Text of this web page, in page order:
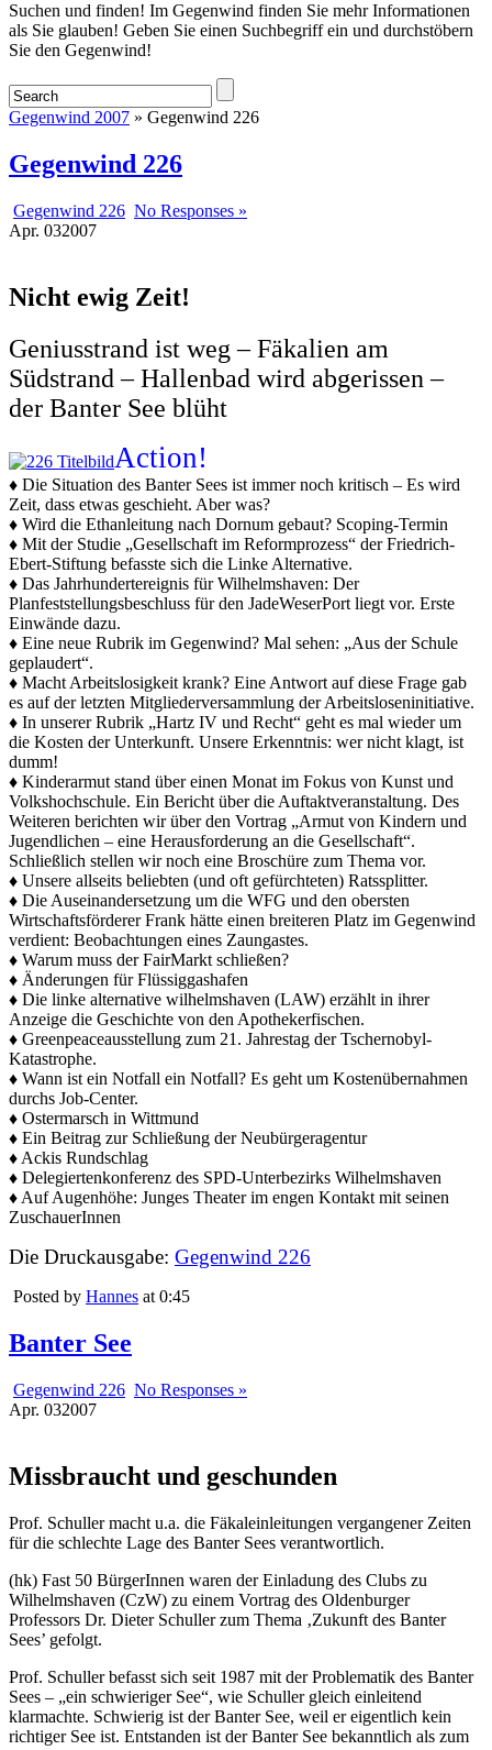
Startseite
Suchen und finden! Im Gegenwind finden Sie mehr Informationen
als Sie glauben! Geben Sie einen Suchbegriff ein und durchstöbern
Sie den Gegenwind!
Gegenwind 2007 » Gegenwind 226
Gegenwind 226
Gegenwind 226 No Responses »
Apr. 032007
Nicht ewig Zeit!
Geniusstrand ist weg – Fäkalien am
Südstrand – Hallenbad wird abgerissen –
der Banter See blüht
Action!
♦ Die Situation des Banter Sees ist immer noch kritisch – Es wird
Zeit, dass etwas geschieht. Aber was?
♦ Wird die Ethanleitung nach Dornum gebaut? Scoping-Termin
♦ Mit der Studie „Gesellschaft im Reformprozess“ der Friedrich-
Ebert-Stiftung befasste sich die Linke Alternative.
♦ Das Jahrhundertereignis für Wilhelmshaven: Der
Planfeststellungsbeschluss für den JadeWeserPort liegt vor. Erste
Einwände dazu.
♦ Eine neue Rubrik im Gegenwind? Mal sehen: „Aus der Schule
geplaudert“.
♦ Macht Arbeitslosigkeit krank? Eine Antwort auf diese Frage gab
es auf der letzten Mitgliederversammlung der Arbeitsloseninitiative.
♦ In unserer Rubrik „Hartz IV und Recht“ geht es mal wieder um
die Kosten der Unterkunft. Unsere Erkenntnis: wer nicht klagt, ist
dumm!
♦ Kinderarmut stand über einen Monat im Fokus von Kunst und
Volkshochschule. Ein Bericht über die Auftaktveranstaltung. Des
Weiteren berichten wir über den Vortrag „Armut von Kindern und
Jugendlichen – eine Herausforderung an die Gesellschaft“.
Schließlich stellen wir noch eine Broschüre zum Thema vor.
♦ Unsere allseits beliebten (und oft gefürchteten) Ratssplitter.
♦ Die Auseinandersetzung um die WFG und den obersten
Wirtschaftsförderer Frank hätte einen breiteren Platz im Gegenwind
verdient: Beobachtungen eines Zaungastes.
♦ Warum muss der FairMarkt schließen?
♦ Änderungen für Flüssiggashafen
♦ Die linke alternative wilhelmshaven (LAW) erzählt in ihrer
Anzeige die Geschichte von den Apothekerfischen.
♦ Greenpeaceausstellung zum 21. Jahrestag der Tschernobyl-
Katastrophe.
♦ Wann ist ein Notfall ein Notfall? Es geht um Kostenübernahmen
durchs Job-Center.
♦ Ostermarsch in Wittmund
♦ Ein Beitrag zur Schließung der Neubürgeragentur
♦ Ackis Rundschlag
♦ Delegiertenkonferenz des SPD-Unterbezirks Wilhelmshaven
♦ Auf Augenhöhe: Junges Theater im engen Kontakt mit seinen
ZuschauerInnen
Die Druckausgabe: Gegenwind 226
Posted by Hannes at 0:45
Banter See
Gegenwind 226 No Responses »
Apr. 032007
Missbraucht und geschunden
Prof. Schuller macht u.a. die Fäkaleinleitungen vergangener Zeiten
für die schlechte Lage des Banter Sees verantwortlich.
(hk) Fast 50 BürgerInnen waren der Einladung des Clubs zu
Wilhelmshaven (CzW) zu einem Vortrag des Oldenburger
Professors Dr. Dieter Schuller zum Thema ‚Zukunft des Banter
Sees’ gefolgt.
Prof. Schuller befasst sich seit 1987 mit der Problematik des Banter
Sees – „ein schwieriger See“, wie Schuller gleich einleitend
klarmachte. Schwierig ist der Banter See, weil er eigentlich kein
richtiger See ist. Entstanden ist der Banter See bekanntlich als zum